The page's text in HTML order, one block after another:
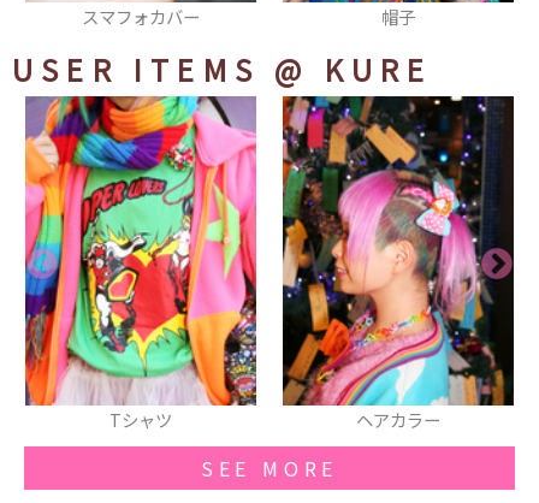
帽子
USER ITEMS @ KURE
SEE MORE